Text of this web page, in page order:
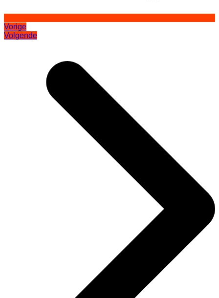
Vorige
Volgende